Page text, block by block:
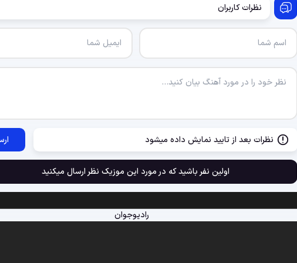
نظرات کاربران
نظرات بعد از تایید نمایش داده میشود
اولین نفر باشید که در مورد این موزیک نظر ارسال میکنید
رادیوجوان